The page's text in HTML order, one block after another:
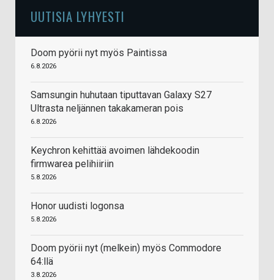
UUTISIA LYHYESTI
Doom pyörii nyt myös Paintissa
6.8.2026
Samsungin huhutaan tiputtavan Galaxy S27
Ultrasta neljännen takakameran pois
6.8.2026
Keychron kehittää avoimen lähdekoodin
firmwarea pelihiiriin
5.8.2026
Honor uudisti logonsa
5.8.2026
Doom pyörii nyt (melkein) myös Commodore
64:llä
3.8.2026